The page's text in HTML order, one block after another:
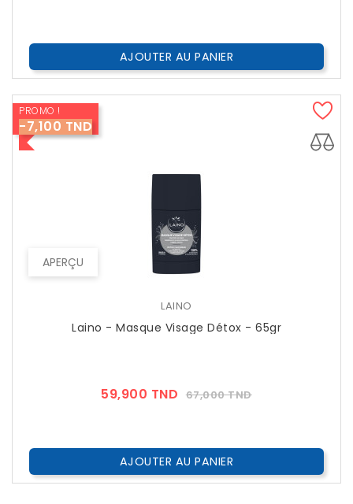
AJOUTER AU PANIER
APERÇU
PROMO !
-7,100 TND
LAINO
Laino - Masque Visage Détox - 65gr
59,900 TND Prix
67,000 TNDPrix
AJOUTER AU PANIER